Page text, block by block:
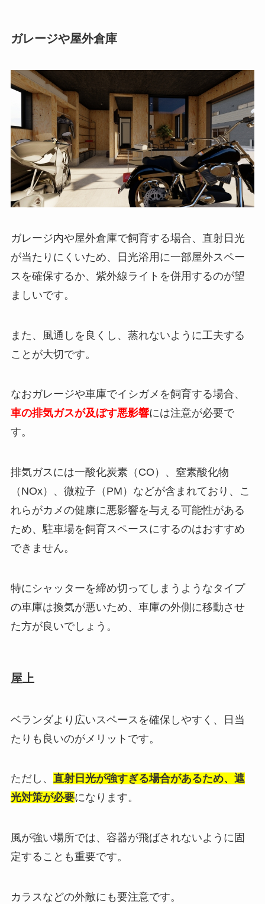
ガレージや屋外倉庫
ガレージ内や屋外倉庫で飼育する場合、直射日光
が当たりにくいため、日光浴用に一部屋外スペー
スを確保するか、紫外線ライトを併用するのが望
ましいです。
また、風通しを良くし、蒸れないように工夫する
ことが大切です。
なおガレージや車庫でイシガメを飼育する場合、
車の排気ガスが及ぼす悪影響には注意が必要で
す。
排気ガスには一酸化炭素（CO）、窒素酸化物
（NOx）、微粒子（PM）などが含まれており、こ
れらがカメの健康に悪影響を与える可能性がある
ため、駐車場を飼育スペースにするのはおすすめ
できません。
特にシャッターを締め切ってしまうようなタイプ
の車庫は換気が悪いため、車庫の外側に移動させ
た方が良いでしょう。
屋上
ベランダより広いスペースを確保しやすく、日当
たりも良いのがメリットです。
ただし、 直射日光が強すぎる場合があるため、遮
光対策が必要になります。
風が強い場所では、容器が飛ばされないように固
定することも重要です。
カラスなどの外敵にも要注意です。